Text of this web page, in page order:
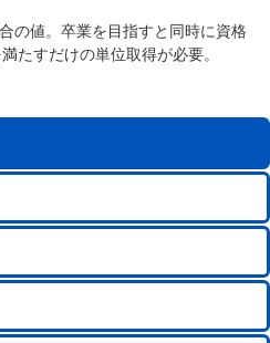
の値。卒業を目指すと同時に資格
たすだけの単位取得が必要。